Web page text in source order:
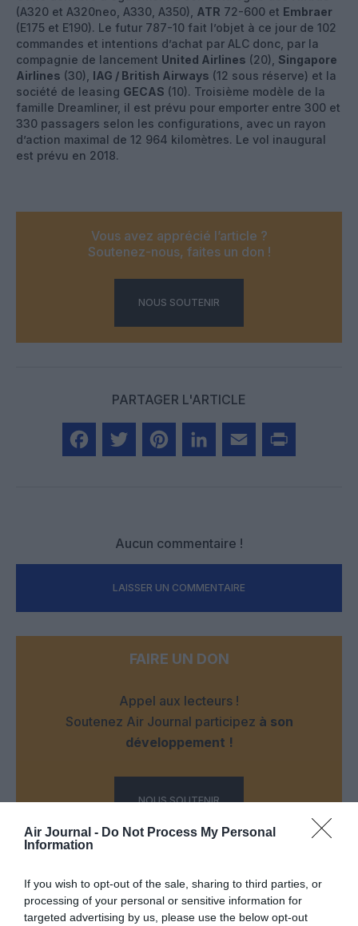
Air Journal - Do Not Process My Personal
Information
If you wish to opt-out of the sale, sharing to third parties, or
processing of your personal or sensitive information for
targeted advertising by us, please use the below opt-out
(A320 et A320neo, A330, A350), ATR 72-600 et Embraer
(E175 et E190). Le futur 787-10 fait l’objet à ce jour de 102
commandes et intentions d’achat par ALC donc, par la
compagnie de lancement United Airlines (20), Singapore
Airlines (30), IAG / British Airways (12 sous réserve) et la
société de leasing GECAS (10). Troisième modèle de la
famille Dreamliner, il est prévu pour emporter entre 300 et
330 passagers selon les configurations, avec un rayon
d’action maximal de 12 964 kilomètres. Le vol inaugural
est prévu en 2018.
Vous avez apprécié l’article ?
Soutenez-nous, faites un don !
NOUS SOUTENIR
PARTAGER L'ARTICLE
Aucun commentaire !
LAISSER UN COMMENTAIRE
FAIRE UN DON
Appel aux lecteurs !
Soutenez Air Journal participez à son
développement !
NOUS SOUTENIR